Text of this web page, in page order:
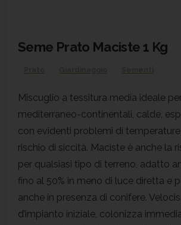
Seme Prato Maciste 1 Kg
Miscuglio a tessitura media ideale
mediterraneo-continentali, calde,
con evidenti problemi di
rischio di siccità. Maciste è anche la
per qualsiasi tipo di terreno, adatto
fino al 50% in meno di luce diretta e
anche in presenza di conifere.
d’impianto iniziale, colonizza